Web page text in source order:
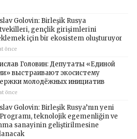
Golovin: Birleşik Rusya
gençlik girişimlerini
için bir ekosistem oluşturuyor
önce
Головин: Депутаты «Единой
выстраивают экосистему
молодёжных инициатив
önce
Golovin: Birleşik Rusya’nın yeni
teknolojik egemenliğin ve
sanayinin geliştirilmesine